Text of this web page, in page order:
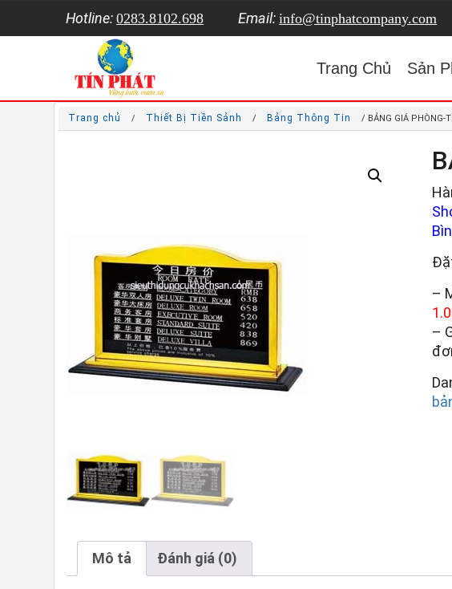
Hotline: 0283.8102.698 Email: info@tinphatcompany.com
Trang Chủ Sản
Trang chủ / Thiết Bị Tiền Sảnh / Bảng Thông Tin / BẢNG GIÁ PHÒNG-
–
–
Mô tả Đánh giá (0)